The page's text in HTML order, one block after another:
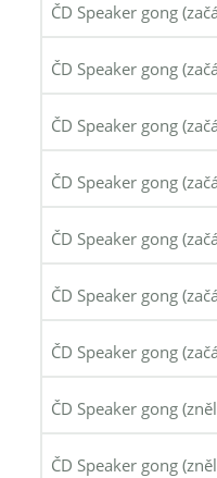
ČD Speaker gong
ČD Speaker gong
ČD Speaker gong
ČD Speaker gong
ČD Speaker gong
ČD Speaker gong
ČD Speaker gong
ČD Speaker gong
ČD Speaker gong